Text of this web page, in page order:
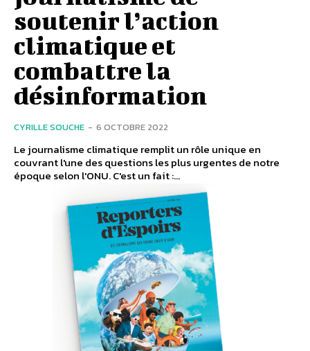
soutenir l’action
climatique et
combattre la
désinformation
CYRILLE SOUCHE - 6 OCTOBRE 2022
Le journalisme climatique remplit un rôle unique en
couvrant l'une des questions les plus urgentes de notre
époque selon l'ONU. C'est un fait :...